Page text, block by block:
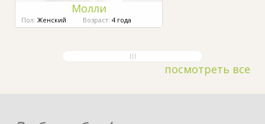
Молли
Пол: Женский Возраст: 4 года
посмотреть все